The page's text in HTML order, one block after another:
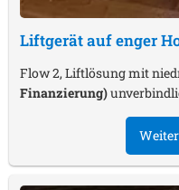
Liftgerät auf enger
Flow 2, Liftlösung mit
Finanzierung)